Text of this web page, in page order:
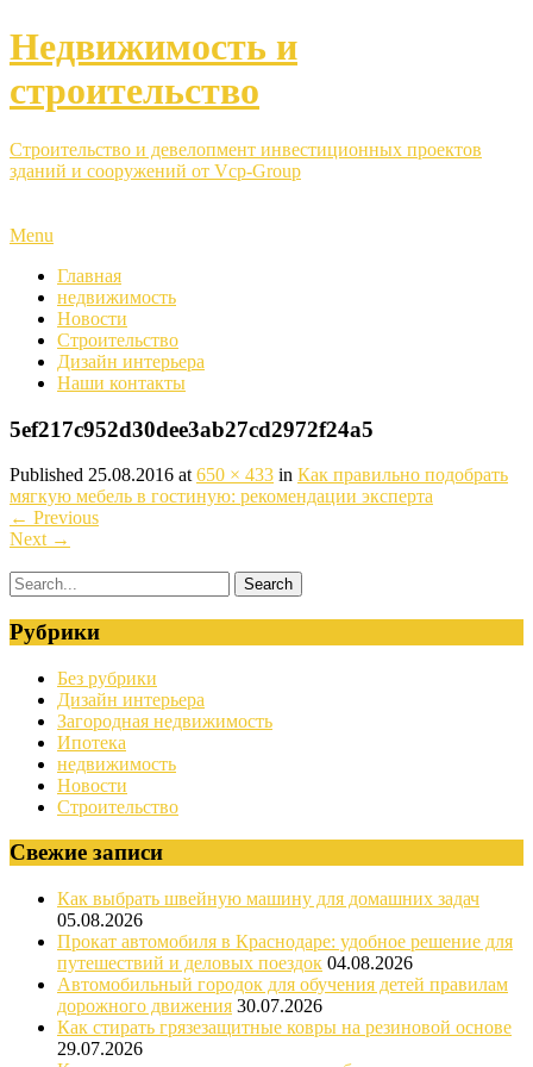
Недвижимость и
строительство
Строительство и девелопмент инвестиционных проектов
зданий и сооружений от Vcp-Group
Menu
Главная
недвижимость
Новости
Строительство
Дизайн интерьера
Наши контакты
5ef217c952d30dee3ab27cd2972f24a5
Published 25.08.2016 at 650 × 433 in Как правильно подобрать
мягкую мебель в гостиную: рекомендации эксперта
← Previous
Next →
Рубрики
Без рубрики
Дизайн интерьера
Загородная недвижимость
Ипотека
недвижимость
Новости
Строительство
Свежие записи
Как выбрать швейную машину для домашних задач
05.08.2026
Прокат автомобиля в Краснодаре: удобное решение для
путешествий и деловых поездок 04.08.2026
Автомобильный городок для обучения детей правилам
дорожного движения 30.07.2026
Как стирать грязезащитные ковры на резиновой основе
29.07.2026